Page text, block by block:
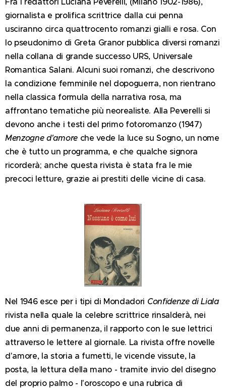
giornalista e prolifica scrittrice dalla cui penna
usciranno circa quattrocento romanzi gialli e rosa. Con
lo pseudonimo di Greta Granor pubblica diversi romanzi
nella collana di grande successo URS, Universale
Romantica Salani. Alcuni suoi romanzi, che descrivono
la condizione femminile nel dopoguerra, non rientrano
nella classica formula della narrativa rosa, ma
affrontano tematiche più neorealiste. Alla Peverelli si
devono anche i testi del primo fotoromanzo (1947)
Menzogne d'amore che vede la luce su Sogno, un nome
che è tutto un programma, e che qualche signora
ricorderà; anche questa rivista è stata fra le mie
precoci letture, grazie ai prestiti delle vicine di casa.
Nel 1946 esce per i tipi di Mondadori Confidenze di Liala
rivista nella quale la celebre scrittrice rinsalderà, nei
due anni di permanenza, il rapporto con le sue lettrici
attraverso le lettere al giornale. La rivista offre novelle
d'amore, la storia a fumetti, le vicende vissute, la
posta, la lettura della mano - tramite invio del disegno
del proprio palmo - l'oroscopo e una rubrica di